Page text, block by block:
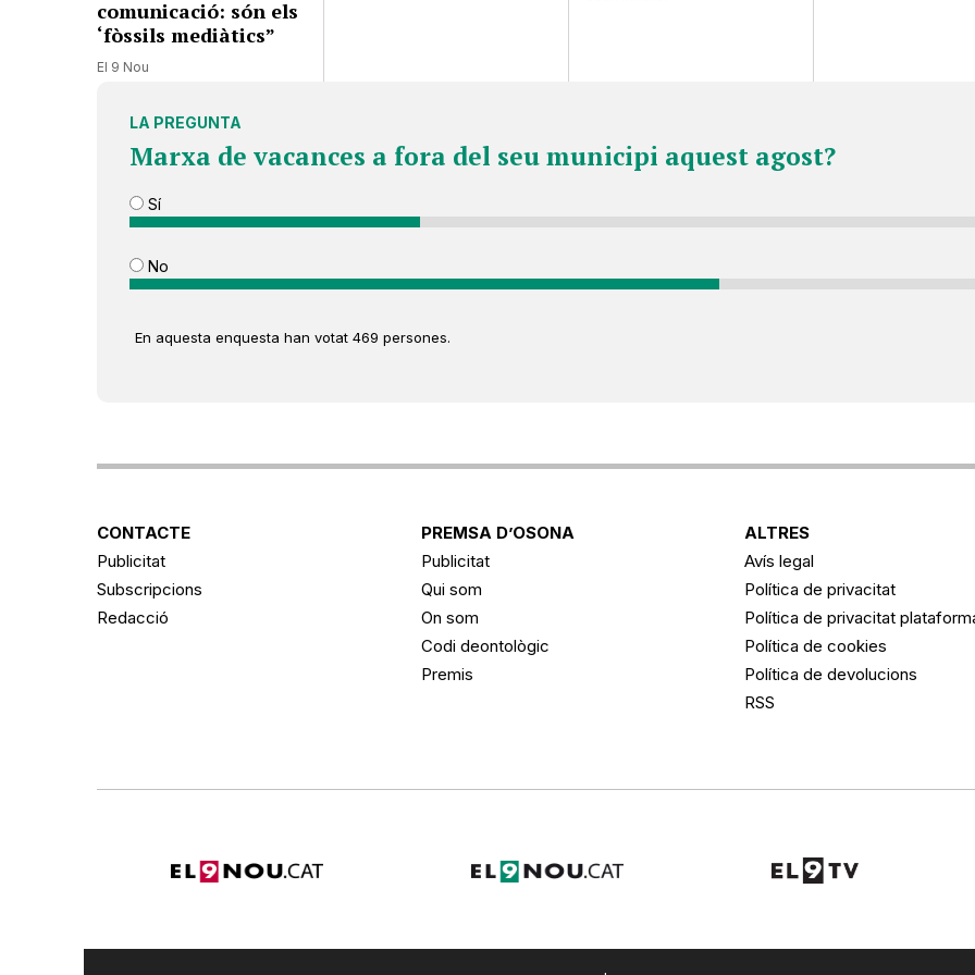
comunicació: són els
‘fòssils mediàtics”
El 9 Nou
LA PREGUNTA
Marxa de vacances a fora del seu municipi aquest agost?
Sí
No
En aquesta enquesta han votat 469 persones.
CONTACTE
Publicitat
Subscripcions
Redacció
PREMSA D’OSONA
Publicitat
Qui som
On som
Codi deontològic
Premis
ALTRES
Avís legal
Política de privacitat
Política de privacitat
Política de cookies
Política de devolucions
RSS